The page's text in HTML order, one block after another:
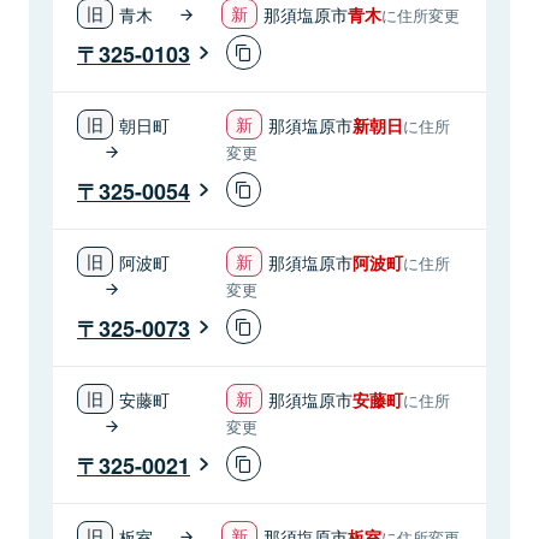
青木 那須塩原市青木に住所変更
325-0103
朝日町 那須塩原市新朝日に住所
変更
325-0054
阿波町 那須塩原市阿波町に住所
変更
325-0073
安藤町 那須塩原市安藤町に住所
変更
325-0021